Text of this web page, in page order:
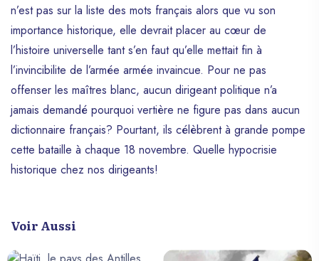
n’est pas sur la liste des mots français alors que vu son
importance historique, elle devrait placer au cœur de
l’histoire universelle tant s’en faut qu’elle mettait fin à
l’invincibilite de l’armée armée invaincue. Pour ne pas
offenser les maîtres blanc, aucun dirigeant politique n’a
jamais demandé pourquoi vertière ne figure pas dans aucun
dictionnaire français? Pourtant, ils célèbrent à grande pompe
cette bataille à chaque 18 novembre. Quelle hypocrisie
historique chez nos dirigeants!
Voir Aussi